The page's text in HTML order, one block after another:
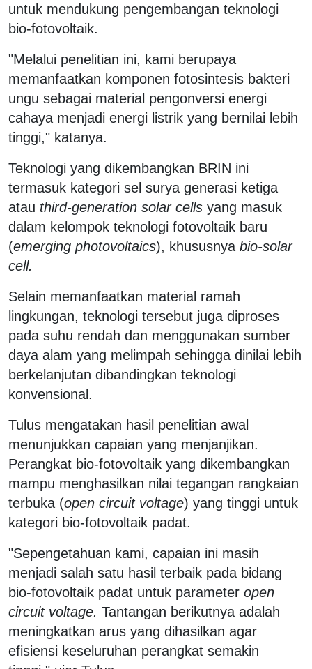
untuk mendukung pengembangan teknologi
bio-fotovoltaik.
"Melalui penelitian ini, kami berupaya
memanfaatkan komponen fotosintesis bakteri
ungu sebagai material pengonversi energi
cahaya menjadi energi listrik yang bernilai lebih
tinggi," katanya.
Teknologi yang dikembangkan BRIN ini
termasuk kategori sel surya generasi ketiga
atau third-generation solar cells yang masuk
dalam kelompok teknologi fotovoltaik baru
(emerging photovoltaics), khususnya bio-solar
cell.
Selain memanfaatkan material ramah
lingkungan, teknologi tersebut juga diproses
pada suhu rendah dan menggunakan sumber
daya alam yang melimpah sehingga dinilai lebih
berkelanjutan dibandingkan teknologi
konvensional.
Tulus mengatakan hasil penelitian awal
menunjukkan capaian yang menjanjikan.
Perangkat bio-fotovoltaik yang dikembangkan
mampu menghasilkan nilai tegangan rangkaian
terbuka (open circuit voltage) yang tinggi untuk
kategori bio-fotovoltaik padat.
"Sepengetahuan kami, capaian ini masih
menjadi salah satu hasil terbaik pada bidang
bio-fotovoltaik padat untuk parameter open
circuit voltage. Tantangan berikutnya adalah
meningkatkan arus yang dihasilkan agar
efisiensi keseluruhan perangkat semakin